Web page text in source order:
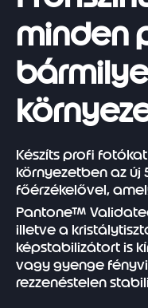
minden
Készíts profi
környezetben az új
főérzékelővel,
Pantone™
illetve a
képstabilizátort is
vagy gyenge
rezzenéstelen